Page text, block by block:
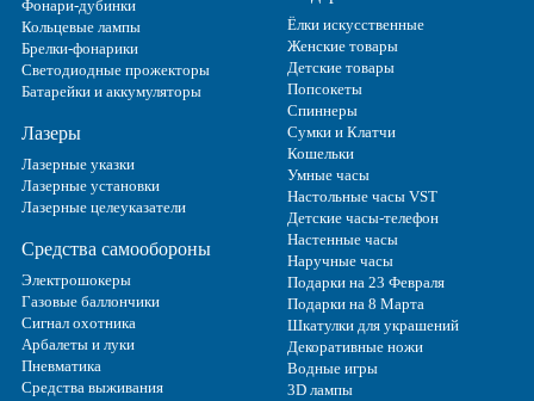
Фонари-дубинки
Кольцевые лампы
Брелки-фонарики
Светодиодные прожекторы
Батарейки и аккумуляторы
Лазеры
Лазерные указки
Лазерные установки
Лазерные целеуказатели
Средства самообороны
Электрошокеры
Газовые баллончики
Сигнал охотника
Арбалеты и луки
Пневматика
Средства выживания
Ёлки искусственные
Женские товары
Детские товары
Попсокеты
Спиннеры
Сумки и Клатчи
Кошельки
Умные часы
Настольные часы VST
Детские часы-телефон
Настенные часы
Наручные часы
Подарки на 23 Февраля
Подарки на 8 Марта
Шкатулки для украшений
Декоративные ножи
Водные игры
3D лампы